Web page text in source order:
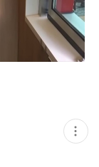
현
재